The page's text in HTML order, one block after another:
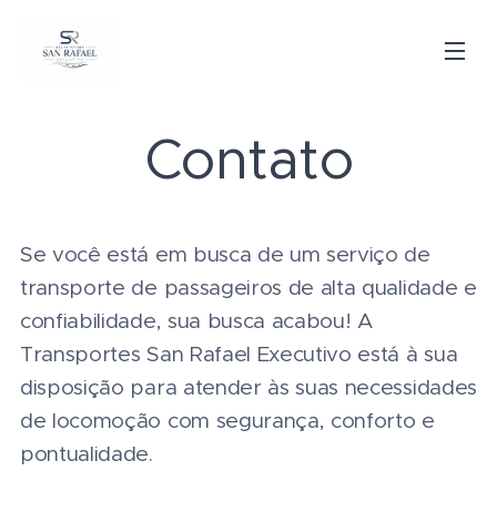
Contato
Se você está em busca de um serviço de
transporte de passageiros de alta qualidade e
confiabilidade, sua busca acabou! A
Transportes San Rafael Executivo está à sua
disposição para atender às suas necessidades
de locomoção com segurança, conforto e
pontualidade.